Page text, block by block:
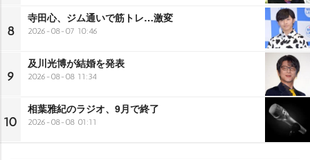
8
寺田心、ジム通いで筋トレ…激変
2026-08-07 10:46
9
及川光博が結婚を発表
2026-08-08 11:34
10
相葉雅紀のラジオ、9月で終了
2026-08-08 01:11